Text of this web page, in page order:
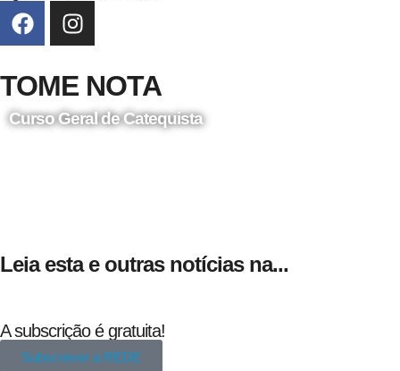
TOME NOTA
Curso Geral de Catequista
Leia esta e outras notícias na...
A subscrição é gratuita!
Subscrever a REDE